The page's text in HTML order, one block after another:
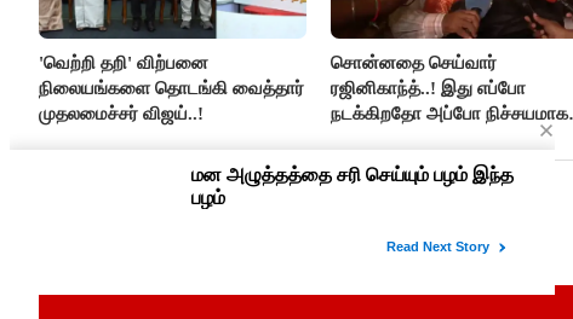
'வெற்றி தறி' விற்பனை
நிலையங்களை தொடங்கி வைத்தார்
முதலமைச்சர் விஜய்..!
சொன்னதை செய்வார்
ரஜினிகாந்த்..! இது எப்போ
நடக்கிறதோ அப்போ நிச்சயமாக
ரஜினி ₹1 கோடி தருவார் - லதா
ரஜினிகாந்த்..!